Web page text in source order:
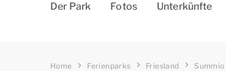
Der Park Fotos Un­ter­kün­fte
Home Ferienparks Friesland